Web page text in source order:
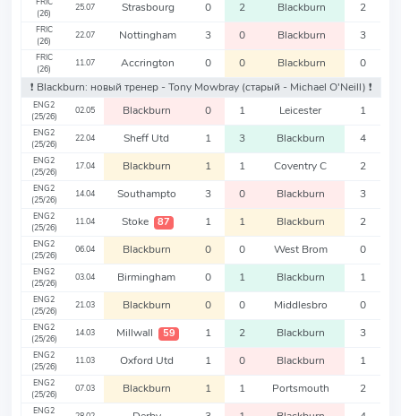
(26)
25.07 Strasbourg 0 2 Blackburn 2
FRIC
(26)
22.07 Nottingham 3 0 Blackburn 3
FRIC
(26)
11.07 Accrington 0 0 Blackburn
0
❗️ Blackburn: новый тренер - Tony Mowbray (старый - Michael O'Neill) ❗️
ENG2
(25/26)
02.05 Blackburn 0 1 Leicester 1
ENG2
(25/26)
22.04 Sheff Utd 1 3 Blackburn 4
ENG2
(25/26)
17.04 Blackburn 1 1 Coventry C 2
ENG2
(25/26)
14.04 Southampto 3 0 Blackburn 3
ENG2
(25/26)
11.04 Stoke 87 1 1 Blackburn 2
ENG2
(25/26)
06.04 Blackburn 0 0 West Brom 0
ENG2
(25/26)
03.04 Birmingham 0 1 Blackburn 1
ENG2
(25/26)
21.03 Blackburn 0 0 Middlesbro 0
ENG2
(25/26)
14.03 Millwall 59 1 2 Blackburn 3
ENG2
(25/26)
11.03 Oxford Utd 1 0 Blackburn 1
ENG2
(25/26)
07.03 Blackburn 1 1 Portsmouth 2
ENG2